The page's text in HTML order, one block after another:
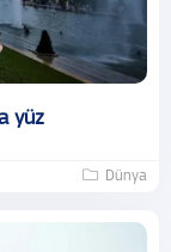
yüz
Dünya